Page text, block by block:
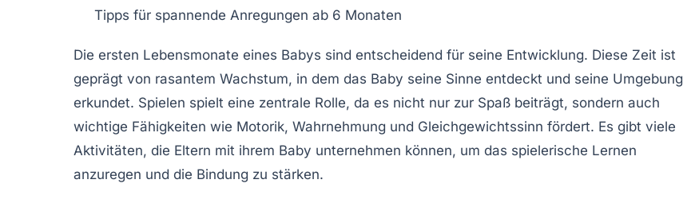
Tipps für spannende Anregungen ab 6 Monaten
Die ersten Lebensmonate eines Babys sind entscheidend für seine Entwicklung. Diese Zeit ist
geprägt von rasantem Wachstum, in dem das Baby seine Sinne entdeckt und seine Umgebung
erkundet. Spielen spielt eine zentrale Rolle, da es nicht nur zur Spaß beiträgt, sondern auch
wichtige Fähigkeiten wie Motorik, Wahrnehmung und Gleichgewichtssinn fördert. Es gibt viele
Aktivitäten, die Eltern mit ihrem Baby unternehmen können, um das spielerische Lernen
anzuregen und die Bindung zu stärken.